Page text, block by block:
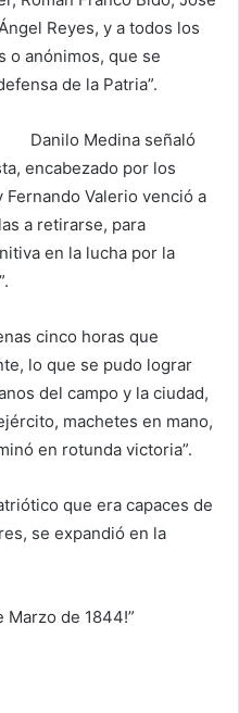
Reyes, y a todos los
o anónimos, que se
de la Patria”.
Danilo Medina señaló
encabezado por los
Valerio venció a
a retirarse, para
en la lucha por la
cinco horas que
lo que se pudo lograr
del campo y la ciudad,
machetes en mano,
en rotunda victoria”.
que era capaces de
se expandió en la
Marzo de 1844!”